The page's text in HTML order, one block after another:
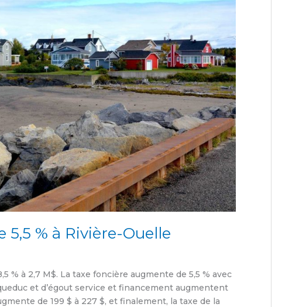
% à Rivière-Ouelle
% à 2,7 M$. La taxe foncière augmente de 5,5 % avec
et d’égout service et financement augmentent
de 199 $ à 227 $, et finalement, la taxe de la